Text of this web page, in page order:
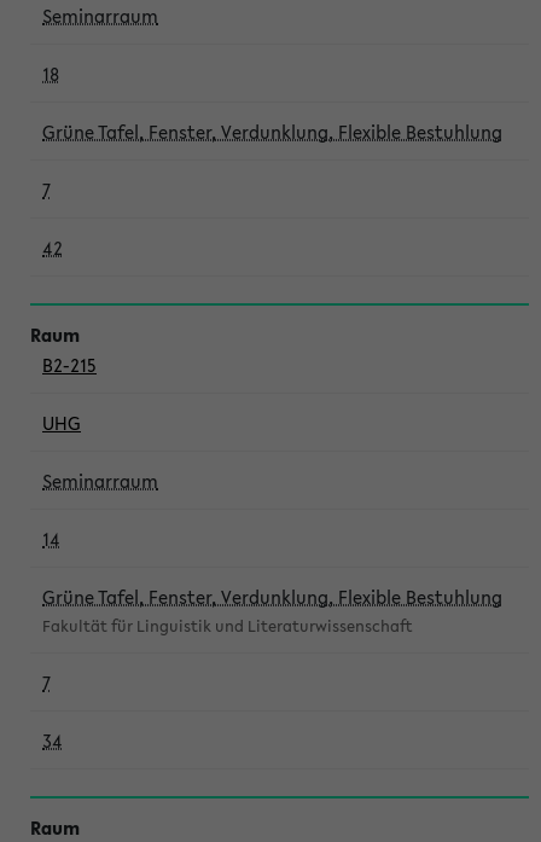
Seminarraum
18
Grüne Tafel, Fenster, Verdunklung, Flexible Bestuhlung
7
42
B2-215
UHG
Seminarraum
14
Grüne Tafel, Fenster, Verdunklung, Flexible Bestuhlung
Fakultät für Linguistik und Literaturwissenschaft
7
34